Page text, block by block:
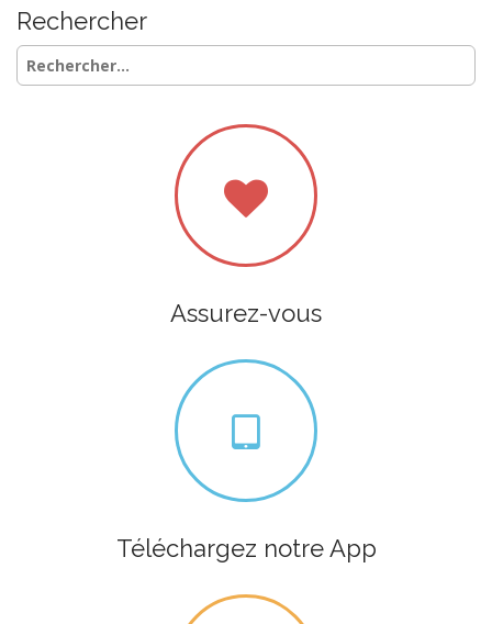
Rechercher
Rechercher :
Assurez-vous
Téléchargez notre App